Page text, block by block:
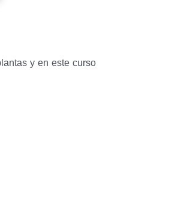
y en este curso